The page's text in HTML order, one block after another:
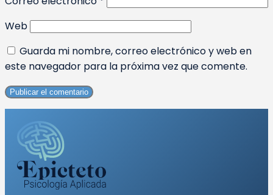
Web
Guarda mi nombre, correo electrónico y web en
este navegador para la próxima vez que comente.